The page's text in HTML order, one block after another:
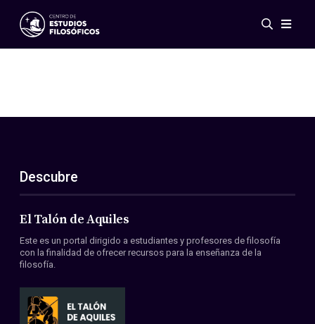
Eventos
ES
EN
Acerca de nosotros
Miembros
Convenios
Descubre
El Talón de Aquiles
Este es un portal dirigido a estudiantes y profesores de filosofía
con la finalidad de ofrecer recursos para la enseñanza de la
filosofía.